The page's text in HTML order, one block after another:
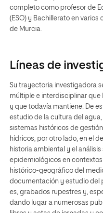
completo como profesor de
(ESO) y Bachillerato en
de Murcia.
Líneas de
Su trayectoria investigadora
múltiple e interdisciplinar que
y que todavía mantiene. De
estudio de la cultura del
sistemas históricos de
hídricos; por otro lado, en el
historia ambiental y el
epidemiológicos en
histórico-geográfico del
documentación y estudio del
es, grabados rupestres y,
dando lugar a numerosas